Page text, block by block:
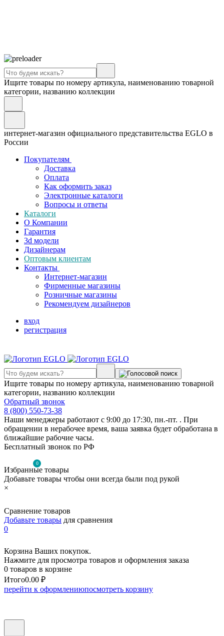
Ищите товары по номеру артикула, наименованию товарной
категории, названию коллекции
интернет-магазин официального представительства EGLO в
России
Покупателям
Доставка
Оплата
Как оформить заказ
Электронные каталоги
Вопросы и ответы
Каталоги
О Компании
Гарантия
3d модели
Дизайнерам
Оптовым клиентам
Контакты
Интернет-магазин
Фирменные магазины
Розничные магазины
Рекомендуем дизайнеров
вход
регистрация
Ищите товары по номеру артикула, наименованию товарной
категории, названию коллекции
Обратный звонок
8 (800) 550-73-38
Наши менеджеры работают с 9:00 до 17:30, пн.-пт. . При
обращении в нерабочее время, ваша заявка будет обработана в
ближайшие рабочие часы.
Бесплатный звонок по РФ
0
Избранные товары
Добавьте товары чтобы они всегда были под рукой
×
Сравнение товаров
Добавьте товары для сравнения
0
Корзина Ваших покупок.
Нажмите для просмотра товаров и оформления заказа
0 товаров в корзине
Итого0.00 ₽
перейти к оформлениюпосмотреть корзину